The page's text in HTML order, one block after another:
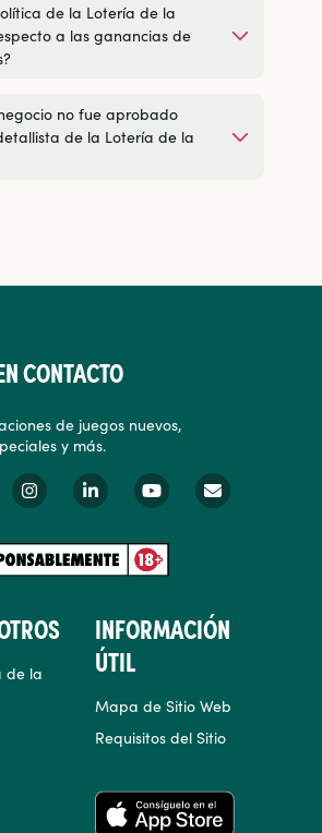
de la Lotería de la
a las ganancias de
no fue aprobado
de la Lotería de la
CONTACTO
de juegos nuevos,
y más.
de la
INFORMACIÓN
ÚTIL
Mapa de Sitio Web
Requisitos del Sitio
APLICACIONES